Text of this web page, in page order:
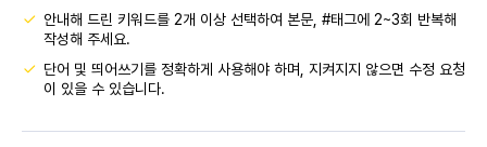
안내해 드린 키워드를 2개 이상 선택하여 본문, #태그에 2~3회 반복해
작성해 주세요.
단어 및 띄어쓰기를 정확하게 사용해야 하며, 지켜지지 않으면 수정 요청
이 있을 수 있습니다.